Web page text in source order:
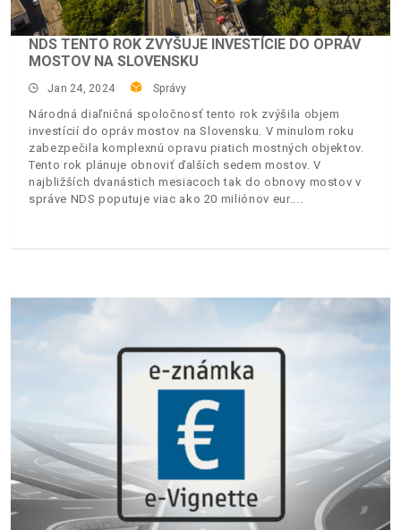
NDS TENTO ROK ZVYŠUJE INVESTÍCIE DO OPRÁV
MOSTOV NA SLOVENSKU
Jan 24, 2024 Správy
Národná diaľničná spoločnosť tento rok zvýšila objem
investícií do opráv mostov na Slovensku. V minulom roku
zabezpečila komplexnú opravu piatich mostných objektov.
Tento rok plánuje obnoviť ďalších sedem mostov. V
najbližších dvanástich mesiacoch tak do obnovy mostov v
správe NDS poputuje viac ako 20 miliónov eur.